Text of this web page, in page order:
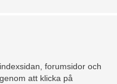
forumsidor och
att klicka på